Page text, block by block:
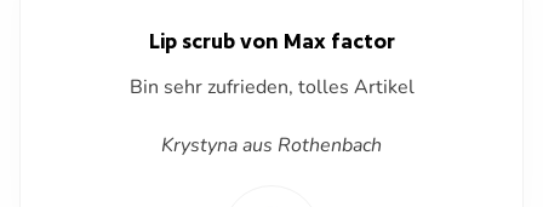
Lip scrub von Max factor
Bin sehr zufrieden, tolles Artikel
Krystyna aus Rothenbach